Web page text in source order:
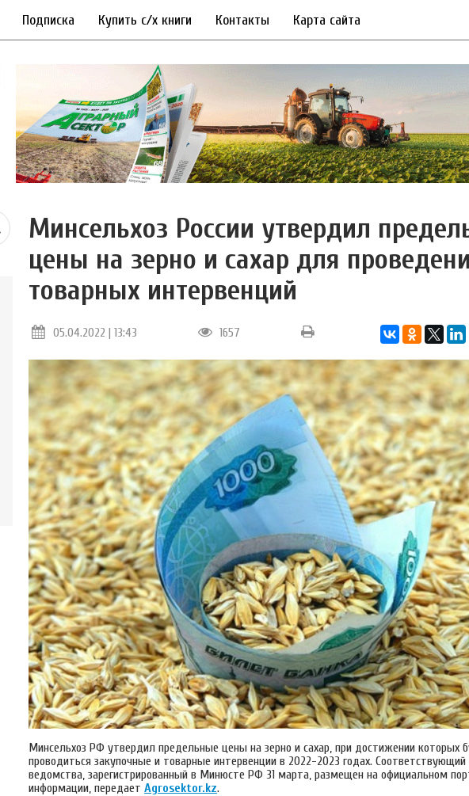
Подписка Купить с/х книги Контакты Карта сайта
Минсельхоз России утвердил
цены на зерно и сахар для
товарных интервенций
05.04.2022 | 13:43 1657
Минсельхоз РФ утвердил предельные цены на зерно и сахар, при достижении которых
проводиться закупочные и товарные интервенции в 2022-2023 годах. Соответствующий
ведомства, зарегистрированный в Минюсте РФ 31 марта, размещен на официальном
информации, передает Аgrosektor.kz.